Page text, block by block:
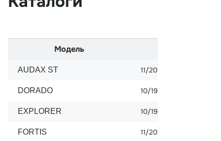
Модель
AUDAX ST 11/2013
DORADO 10/1995
EXPLORER 10/1983
FORTIS 11/2012